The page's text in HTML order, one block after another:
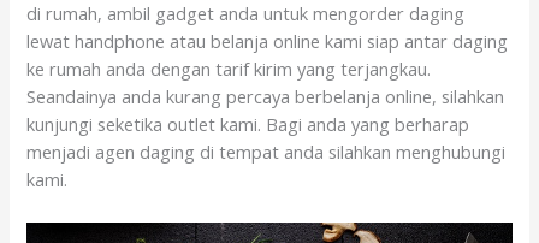
di rumah, ambil gadget anda untuk mengorder daging
lewat handphone atau belanja online kami siap antar daging
ke rumah anda dengan tarif kirim yang terjangkau.
Seandainya anda kurang percaya berbelanja online, silahkan
kunjungi seketika outlet kami. Bagi anda yang berharap
menjadi agen daging di tempat anda silahkan menghubungi
kami.